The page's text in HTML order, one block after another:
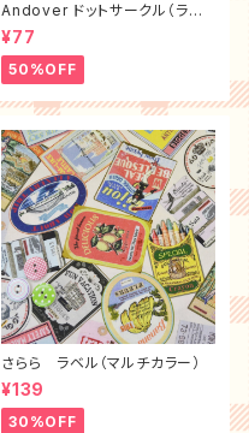
Andover ドットサークル（ライ
ム）
¥77
50%OFF
さらら ラベル（マルチカラー）
¥139
30%OFF